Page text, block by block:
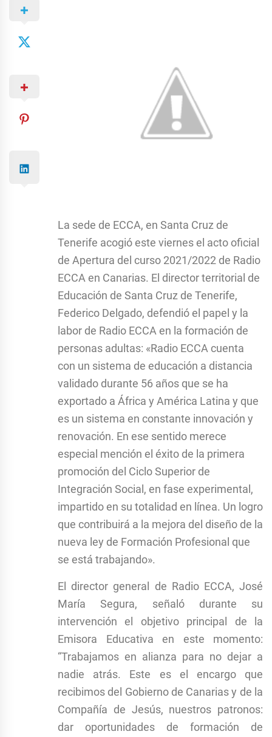
La sede de ECCA, en Santa Cruz de
Tenerife acogió este viernes el acto oficial
de Apertura del curso 2021/2022 de Radio
ECCA en Canarias. El director territorial de
Educación de Santa Cruz de Tenerife,
Federico Delgado, defendió el papel y la
labor de Radio ECCA en la formación de
personas adultas: «Radio ECCA cuenta
con un sistema de educación a distancia
validado durante 56 años que se ha
exportado a África y América Latina y que
es un sistema en constante innovación y
renovación. En ese sentido merece
especial mención el éxito de la primera
promoción del Ciclo Superior de
Integración Social, en fase experimental,
impartido en su totalidad en línea. Un logro
que contribuirá a la mejora del diseño de la
nueva ley de Formación Profesional que
se está trabajando».
El director general de Radio ECCA, José
María Segura, señaló durante su
intervención el objetivo principal de la
Emisora Educativa en este momento:
“Trabajamos en alianza para no dejar a
nadie atrás. Este es el encargo que
recibimos del Gobierno de Canarias y de la
Compañía de Jesús, nuestros patronos:
dar oportunidades de formación de